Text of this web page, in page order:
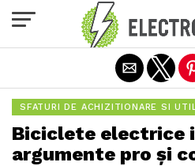
SFATURI DE ACHIZITIONARE SI
Biciclete electrice
argumente pro și
Exit mobile